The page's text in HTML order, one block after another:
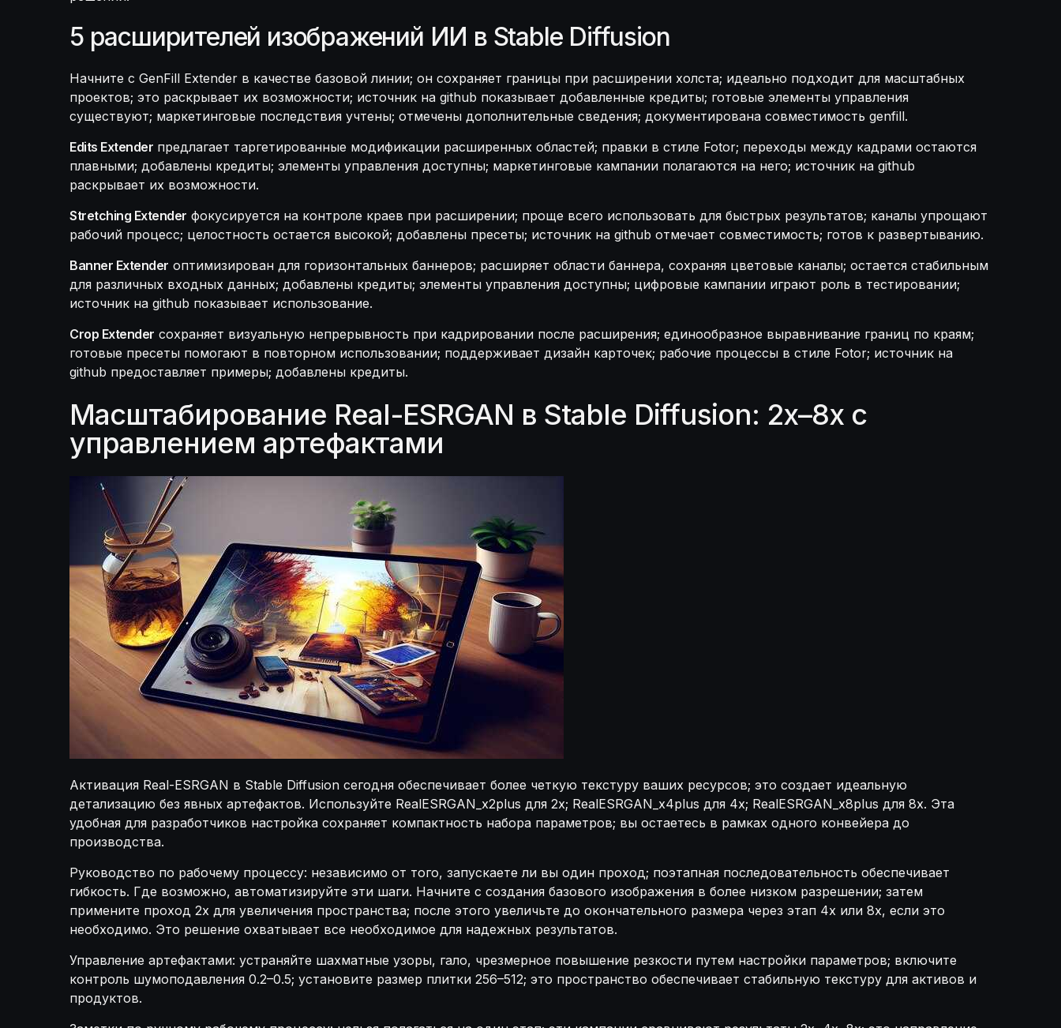
5 расширителей изображений ИИ в Stable Diffusion
Начните с GenFill Extender в качестве базовой линии; он сохраняет границы при расширении холста; идеально подходит для масштабных
проектов; это раскрывает их возможности; источник на github показывает добавленные кредиты; готовые элементы управления
существуют; маркетинговые последствия учтены; отмечены дополнительные сведения; документирована совместимость genfill.
Edits Extender предлагает таргетированные модификации расширенных областей; правки в стиле Fotor; переходы между кадрами остаются
плавными; добавлены кредиты; элементы управления доступны; маркетинговые кампании полагаются на него; источник на github
раскрывает их возможности.
Stretching Extender фокусируется на контроле краев при расширении; проще всего использовать для быстрых результатов; каналы упрощают
рабочий процесс; целостность остается высокой; добавлены пресеты; источник на github отмечает совместимость; готов к развертыванию.
Banner Extender оптимизирован для горизонтальных баннеров; расширяет области баннера, сохраняя цветовые каналы; остается стабильным
для различных входных данных; добавлены кредиты; элементы управления доступны; цифровые кампании играют роль в тестировании;
источник на github показывает использование.
Crop Extender сохраняет визуальную непрерывность при кадрировании после расширения; единообразное выравнивание границ по краям;
готовые пресеты помогают в повторном использовании; поддерживает дизайн карточек; рабочие процессы в стиле Fotor; источник на
github предоставляет примеры; добавлены кредиты.
Масштабирование Real-ESRGAN в Stable Diffusion: 2x–8x с
управлением артефактами
Активация Real-ESRGAN в Stable Diffusion сегодня обеспечивает более четкую текстуру ваших ресурсов; это создает идеальную
детализацию без явных артефактов. Используйте RealESRGAN_x2plus для 2x; RealESRGAN_x4plus для 4x; RealESRGAN_x8plus для 8x. Эта
удобная для разработчиков настройка сохраняет компактность набора параметров; вы остаетесь в рамках одного конвейера до
производства.
Руководство по рабочему процессу: независимо от того, запускаете ли вы один проход; поэтапная последовательность обеспечивает
гибкость. Где возможно, автоматизируйте эти шаги. Начните с создания базового изображения в более низком разрешении; затем
примените проход 2x для увеличения пространства; после этого увеличьте до окончательного размера через этап 4x или 8x, если это
необходимо. Это решение охватывает все необходимое для надежных результатов.
Управление артефактами: устраняйте шахматные узоры, гало, чрезмерное повышение резкости путем настройки параметров; включите
контроль шумоподавления 0.2–0.5; установите размер плитки 256–512; это пространство обеспечивает стабильную текстуру для активов и
продуктов.